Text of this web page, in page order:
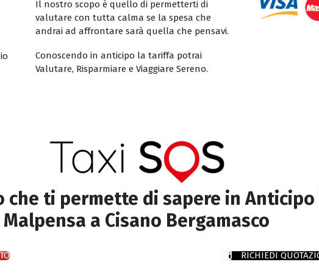
Il nostro scopo è quello di permetterti di
valutare con tutta calma se la spesa che
andrai ad affrontare sarà quella che pensavi.
Conoscendo in anticipo la tariffa potrai
Valutare, Risparmiare e Viaggiare Sereno.
che ti permette di sapere in Anticipo
Malpensa a Cisano Bergamasco
RICHIEDI